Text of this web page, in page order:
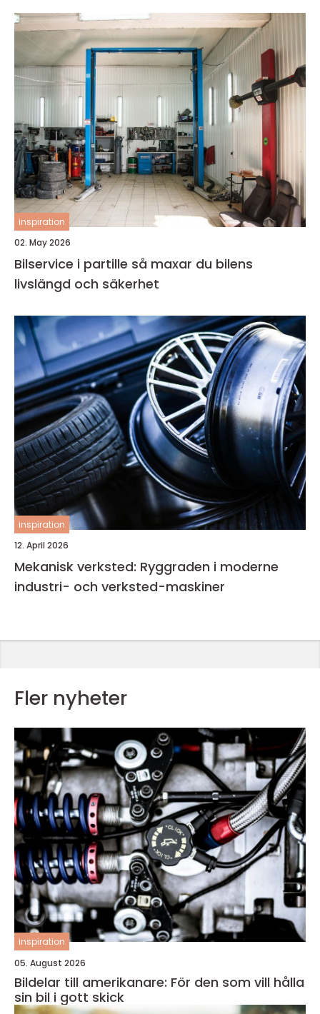
inspiration
02. May 2026
Bilservice i partille så maxar du bilens
livslängd och säkerhet
inspiration
12. April 2026
Mekanisk verksted: Ryggraden i moderne
industri- och verksted-maskiner
Fler nyheter
inspiration
05. August 2026
Bildelar till amerikanare: För den som vill hålla
sin bil i gott skick